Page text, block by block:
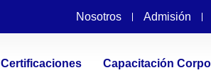
Nosotros Admisión
Certificaciones Capacitación